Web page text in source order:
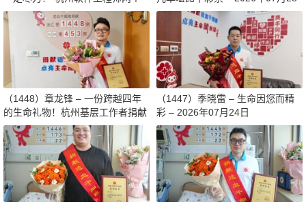
月减重13斤赴生命之约 – 2026年0
8月03日
日
（1448）章龙锋 – 一份跨越四年
的生命礼物！杭州基层工作者捐献
造血干细胞传递希望 – 2026年07
月27日
（1447）季晓雷 – 生命因您而精
彩 – 2026年07月24日